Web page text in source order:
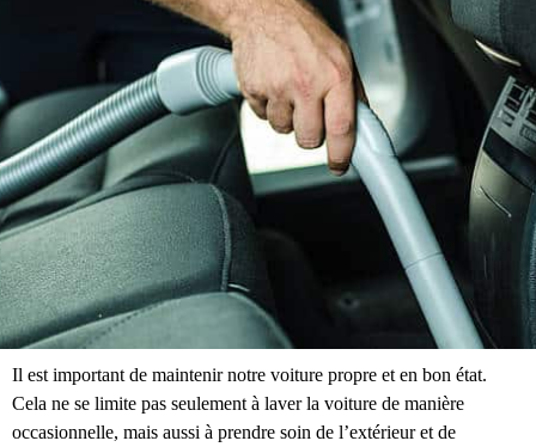
Il est important de maintenir notre voiture propre et en bon état.
Cela ne se limite pas seulement à laver la voiture de manière
occasionnelle, mais aussi à prendre soin de l’extérieur et de